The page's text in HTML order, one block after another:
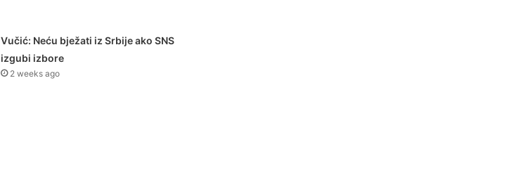
Vučić: Neću bježati iz Srbije ako SNS
izgubi izbore
2 weeks ago